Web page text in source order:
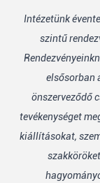
Intézetünk
szintű
elsősorban
önszerveződő
tevékenységet
kiállításokat,